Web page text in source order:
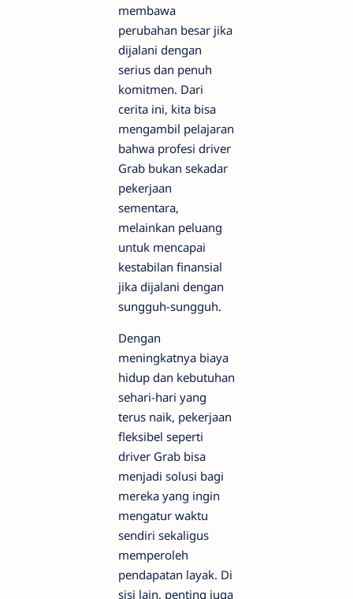
membawa
perubahan besar jika
dijalani dengan
serius dan penuh
komitmen. Dari
cerita ini, kita bisa
mengambil pelajaran
bahwa profesi driver
Grab bukan sekadar
pekerjaan
sementara,
melainkan peluang
untuk mencapai
kestabilan finansial
jika dijalani dengan
sungguh-sungguh.
Dengan
meningkatnya biaya
hidup dan kebutuhan
sehari-hari yang
terus naik, pekerjaan
fleksibel seperti
driver Grab bisa
menjadi solusi bagi
mereka yang ingin
mengatur waktu
sendiri sekaligus
memperoleh
pendapatan layak. Di
sisi lain, penting juga